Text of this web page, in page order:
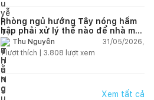
Phòng ngủ hướng Tây nóng hầm
hập phải xử lý thế nào để nhà mát
hơn?Thu Nguyễn
31/05/2026,
1lượt thích | 3.808 lượt xem
Xem tất cả